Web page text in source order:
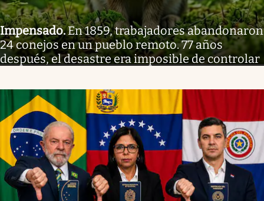
Impensado.En 1859, trabajadores abandonaron
24 conejos en un pueblo remoto. 77 años
después, el desastre era imposible de controlar